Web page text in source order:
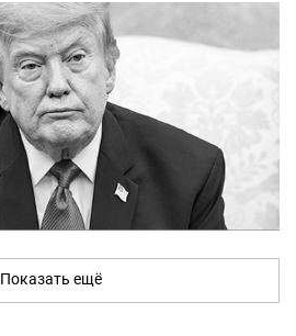
Показать ещё